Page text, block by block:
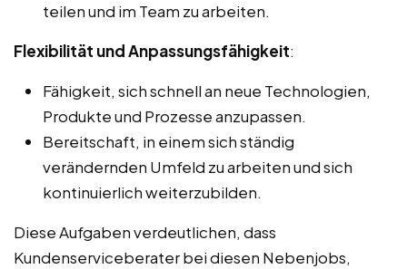
teilen und im Team zu arbeiten.
Flexibilität und Anpassungsfähigkeit:
Fähigkeit, sich schnell an neue Technologien,
Produkte und Prozesse anzupassen.
Bereitschaft, in einem sich ständig
verändernden Umfeld zu arbeiten und sich
kontinuierlich weiterzubilden.
Diese Aufgaben verdeutlichen, dass
Kundenserviceberater bei diesen Nebenjobs,